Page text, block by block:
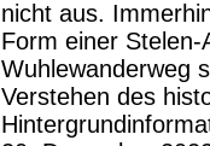
nicht aus.
Form einer
Wuhlewanderweg
Verstehen des